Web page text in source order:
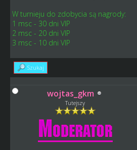
W turnieju do zdobycia są nagrody:
1 msc - 30 dni VIP
2 msc - 20 dni VIP
3 msc - 10 dni VIP
Szukaj
wojtas_gkm
Tutejszy